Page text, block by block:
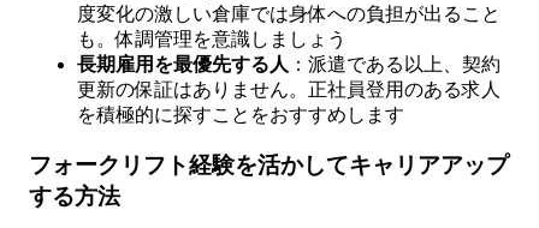
度変化の激しい倉庫では身体への負担が出ること
も。体調管理を意識しましょう
長期雇用を最優先する人 ：派遣である以上、契約
更新の保証はありません。正社員登用のある求人
を積極的に探すことをおすすめします
フォークリフト経験を活かしてキャリアアップ
する方法